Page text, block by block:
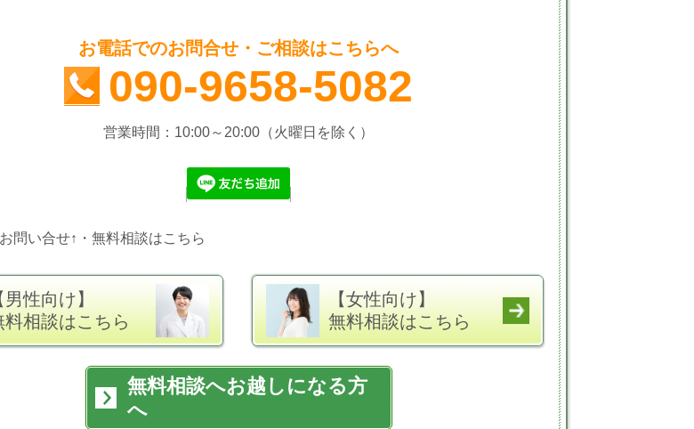
お電話でのお問合せ・ご相談はこちらへ
090-9658-5082
営業時間：10:00～20:00（火曜日を除く）
問い合せ↑・無料相談はこちら
男性向け】
料相談はこちら
【女性向け】
無料相談はこちら
無料相談へお越しになる方
へ